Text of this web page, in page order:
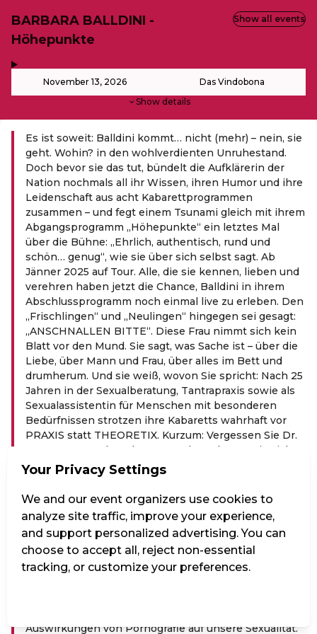
BARBARA BALLDINI -
Höhepunkte
November 13, 2026 Das Vindobona
Show details
Show all events
Es ist soweit: Balldini kommt… nicht (mehr) – nein, sie
geht. Wohin? in den wohlverdienten Unruhestand.
Doch bevor sie das tut, bündelt die Aufklärerin der
Nation nochmals all ihr Wissen, ihren Humor und ihre
Leidenschaft aus acht Kabarettprogrammen
zusammen – und fegt einem Tsunami gleich mit ihrem
Abgangsprogramm „Höhepunkte“ ein letztes Mal
über die Bühne: „Ehrlich, authentisch, rund und
schön… genug“, wie sie über sich selbst sagt. Ab
Jänner 2025 auf Tour. Alle, die sie kennen, lieben und
verehren haben jetzt die Chance, Balldini in ihrem
Abschlussprogramm noch einmal live zu erleben. Den
„Frischlingen“ und „Neulingen“ hingegen sei gesagt:
„ANSCHNALLEN BITTE“. Diese Frau nimmt sich kein
Blatt vor den Mund. Sie sagt, was Sache ist – über die
Liebe, über Mann und Frau, über alles im Bett und
drumherum. Und sie weiß, wovon Sie spricht: Nach 25
Jahren in der Sexualberatung, Tantrapraxis sowie als
Sexualassistentin für Menschen mit besonderen
Bedürfnissen strotzen ihre Kabaretts wahrhaft vor
PRAXIS statt THEORETIX. Kurzum: Vergessen Sie Dr.
Sommer, YouTube oder PornHub – schauen Sie sich
BALLDINI an und Sie wissen WIRKLICH, wie’s geht.
Das Abgangsprogramm: Höhepunkte Mit
„Höhepunkte“ vereint Balldini das Lustigste und
Spannendste aus acht Kabarettprogrammen: alles,
was Sie schon immer über die angeblich schönste
Sache der Welt wissen wollten. Sie erklärt die Dos and
Don’ts im Schlafzimmer ebenso wie Vorlieben und
Neigungen, die das menschliche Dasein bereichern.
Auswirkungen von Pornografie auf unsere Sexualität.
Your Privacy Settings
We and our event organizers use cookies to
analyze site traffic, improve your experience,
and support personalized advertising. You can
choose to accept all, reject non-essential
tracking, or customize your preferences.